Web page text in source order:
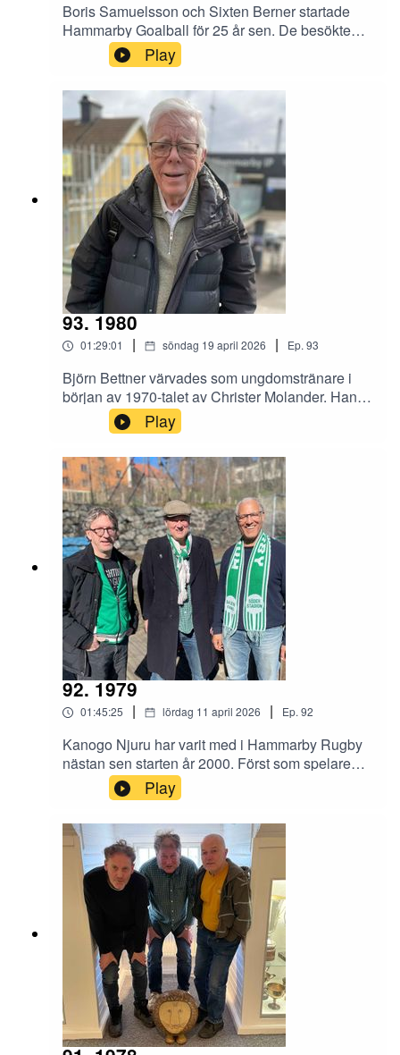
Boris Samuelsson och Sixten Berner startade
Hammarby Goalball för 25 år sen. De besökte
gula villan och Benjamin Thorén och Magnus
Hagström och berättade om sporten, men också
om sina liv som Hammarbysupportrar och hur de
fick Hammarby Fotboll att syntolka matcherna på
Nya Söderstadion.
Play
93. 1980
01:29:01 | söndag 19 april 2026 | Ep. 93
Björn Bettner värvades som ungdomstränare i
början av 1970-talet av Christer Molander. Han
stannade i några år och har sedan dess hållit på
och följt Bajen och är fortfarande i tät kontakt med
klubben, trots att han bor i Dalarna och jobbat
med bl a Vasaloppet i många år. Han gästar Gula
villan och snackar bland annat om fotbollens
utveckling med Benjamin Thorén.
Play
92. 1979
01:45:25 | lördag 11 april 2026 | Ep.92
Kanogo Njuru har varit med i Hammarby Rugby
nästan sen starten år 2000. Först som spelare
och nu i föreningens styrelse. Han besökte
styrelserummet i Gula villan och berättade om
Bajens rugby och om sporten i stort. Benjamin
Thorén och Magnus Hagström var utfrågare.
Play